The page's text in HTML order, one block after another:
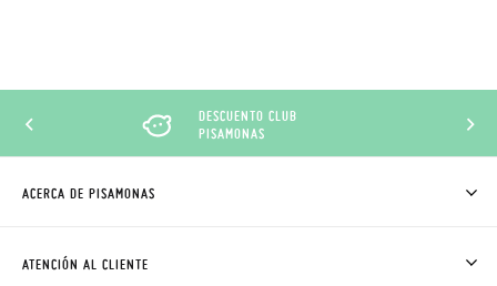
DESCUENTO CLUB
PISAMONAS
ACERCA DE PISAMONAS
CÓMO COMPRAR
ATENCIÓN AL CLIENTE